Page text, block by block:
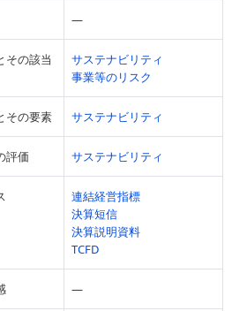
―
その該当
サステナビリティ
事業等のリスク
その要素 サステナビリティ
評価 サステナビリティ
連結経営指標
決算短信
決算説明資料
TCFD
―